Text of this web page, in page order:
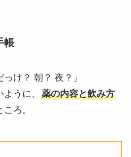
帳
っけ？ 朝？ 夜？」
うに、
薬の内容と飲み方
ろ。